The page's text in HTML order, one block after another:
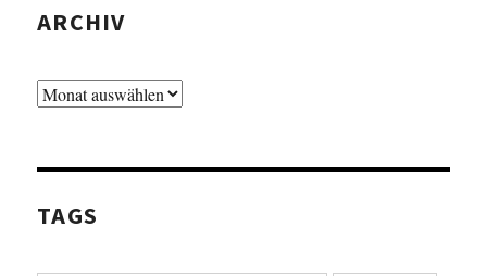
ARCHIV
Archiv
TAGS